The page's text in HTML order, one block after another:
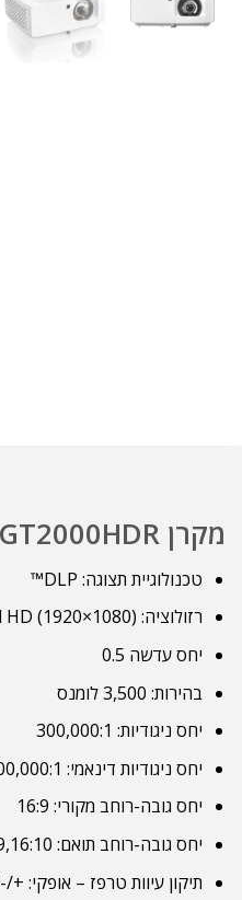
מקרן OPTOMA GT2000HDR
טכנולוגיית תצוגה: DLP™
רזולוציה: 1080p Full HD (1920×1080)
יחס עדשה 0.5
בהירות: 3,500 לומנס
יחס ניגודיות: 300,000:1
יחס ניגודיות דינאמי: 2,000,000:1
יחס גובה-רוחב מקורי: 16:9
יחס גובה-רוחב תואם: 4:3,16:9,16:10
תיקון עיוות טרפז – אופקי: +/-30°